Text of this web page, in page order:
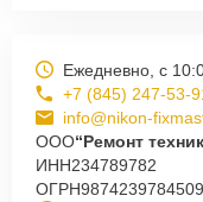
Ежедневно, с
+7 (845) 247-53-
info@nikon-
ООО“Ремонт
ИНН234789782
ОГРН